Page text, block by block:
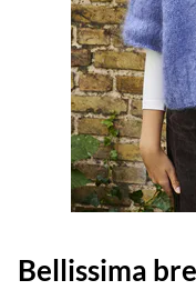
Bellissima